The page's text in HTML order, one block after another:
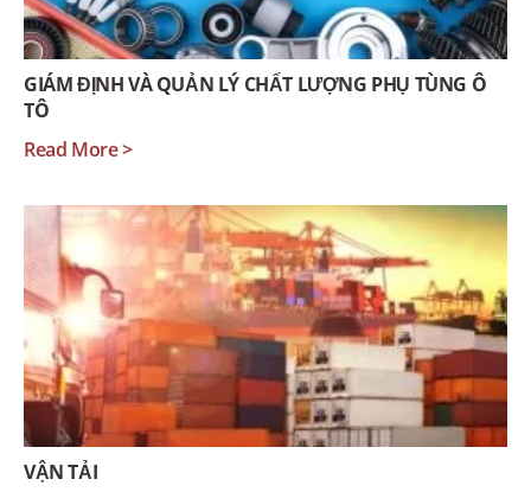
GIÁM ĐỊNH VÀ QUẢN LÝ CHẤT LƯỢNG PHỤ TÙNG Ô
TÔ
Read More >
VẬN TẢI